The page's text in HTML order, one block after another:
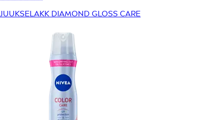
JUUKSELAKK DIAMOND GLOSS CARE